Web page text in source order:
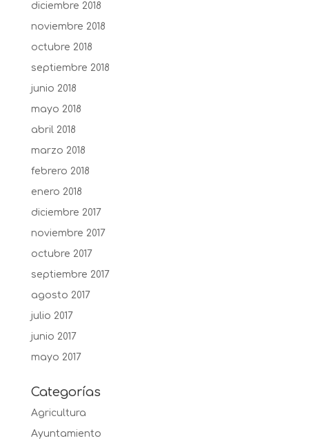
diciembre 2018
noviembre 2018
octubre 2018
septiembre 2018
junio 2018
mayo 2018
abril 2018
marzo 2018
febrero 2018
enero 2018
diciembre 2017
noviembre 2017
octubre 2017
septiembre 2017
agosto 2017
julio 2017
junio 2017
mayo 2017
Categorías
Agricultura
Ayuntamiento